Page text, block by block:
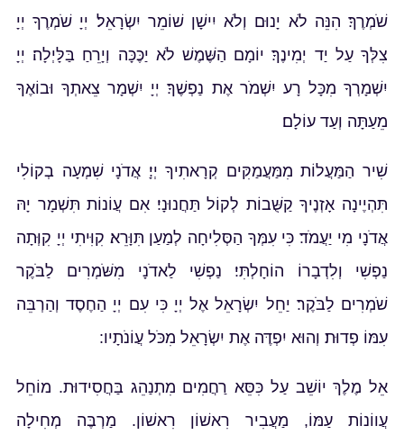
שֹׁמְרֶךָ׃ הִנֵּה לֹא יָנוּם וְלֹא יִישָׁן שׁוֹמֵר יִשְׂרָאֵל׃ יְיָ שֹׁמְרֶךָ יְיָ
צִלְּךָ עַל יַד יְמִינֶךָ׃ יוֹמָם הַשֶּׁמֶשׁ לֹא יַכֶּכָּה וְיָרֵחַ בַּלָּיְלָה׃ יְיָ
יִשְׁמָרְךָ מִכָּל רָע יִשְׁמֹר אֶת נַפְשֶׁךָ׃ יְיָ יִשְׁמָר צֵאתְךָ וּבוֹאֶךָ
מֵעַתָּה וְעַד עוֹלָם׃
שִׁיר הַמַּעֲלוֹת מִמַּעֲמַקִּים קְרָאתִיךָ יְיָ׃ אֲדֹנָי שִׁמְעָה בְקוֹלִי
תִּהְיֶינָה אָזְנֶיךָ קַשֻּׁבוֹת לְקוֹל תַּחֲנוּנָי׃ אִם עֲוֹנוֹת תִּשְׁמָר יָהּ
אֲדֹנָי מִי יַעֲמֹד׃ כִּי עִמְּךָ הַסְּלִיחָה לְמַעַן תִּוָּרֵא׃ קִוִּיתִי יְיָ קִוְּתָה
נַפְשִׁי וְלִדְבָרוֹ הוֹחָלְתִּי׃ נַפְשִׁי לַאדֹנָי מִשֹּׁמְרִים לַבֹּקֶר
שֹׁמְרִים לַבֹּקֶר׃ יַחֵל יִשְׂרָאֵל אֶל יְיָ כִּי עִם יְיָ הַחֶסֶד וְהַרְבֵּה
עִמּוֹ פְדוּת׃ וְהוּא יִפְדֶּה אֶת יִשְׂרָאֵל מִכֹּל עֲוֹנֹתָיו:
אֵל מֶלֶךְ יוֹשֵׁב עַל כִּסֵּא רַחֲמִים מִתְנַהֵג בַּחֲסִידוּת. מוֹחֵל
עֲווֹנוֹת עַמּוֹ, מַעֲבִיר רִאשׁוֹן רִאשׁוֹן. מַרְבֶּה מְחִילָה